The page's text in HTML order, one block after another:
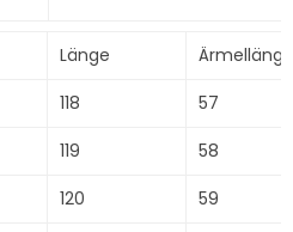
Länge
Ärmellänge
118
57
119
58
120
59